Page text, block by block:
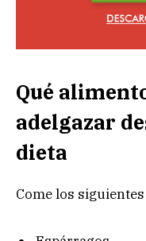
Qué
adelgazar
dieta
Come los